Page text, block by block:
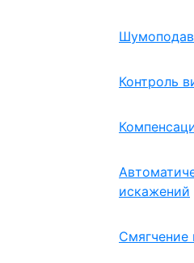
Контроль
искажений
Смягчение